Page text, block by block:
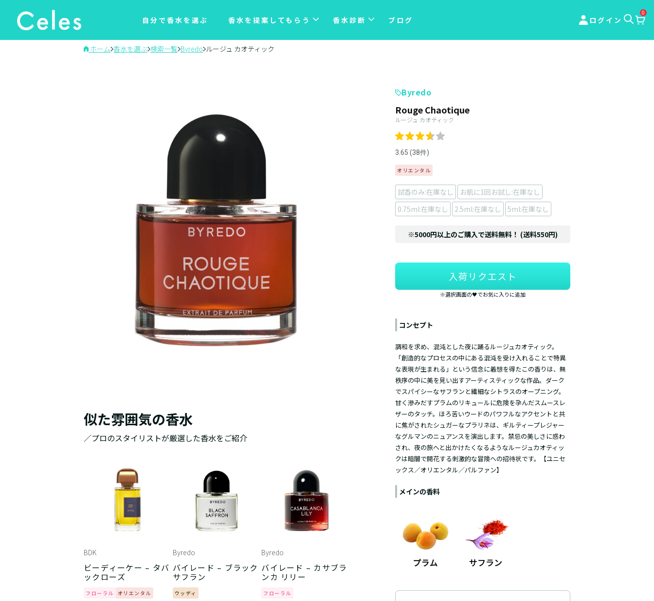
自分で香水を選ぶ 香水を提案してもらう 香水診断 ブログ ログイン
0
ホーム 香水を選ぶ 検索一覧 Byredo ルージュ カオティック
Byredo
Rouge Chaotique
ルージュ カオティック
3.65 (38件)
オリエンタル
試香のみ:在庫なし
お肌に1回お試し:在庫なし
0.75ml:在庫なし
2.5ml:在庫なし 5ml:在庫なし
※5000円以上のご購入で送料無料！ (送料550円)
入荷リクエスト
※選択画面の🖤でお気に入りに追加
コンセプト
調和を求め、混沌とした夜に踊るルージュカオティック。
「創造的なプロセスの中にある混沌を受け入れることで特異
な表現が生まれる」という信念に着想を得たこの香りは、無
秩序の中に美を見い出すアーティスティックな作品。ダーク
でスパイシーなサフランと繊細なシトラスのオープニング。
甘く滲みだすプラムのリキュールに危険を孕んだスムースレ
ザーのタッチ。ほろ苦いウードのパワフルなアクセントと共
に焦がされたシュガーなプラリネは、ギルティープレジャー
なグルマンのニュアンスを演出します。禁忌の美しさに惑わ
され、夜の旅へと出かけたくなるようなルージュカオティッ
クは暗闇で開花する刺激的な冒険への招待状です。【ユニセ
ックス／オリエンタル／パルファン】
メインの香料
似た雰囲気の香水
／プロのスタイリストが厳選した香水をご紹介
BDK
ビーディーケー – タバ
ックローズ
フローラル オリエンタル
Byredo
バイレード – ブラック
サフラン
ウッディ
Byredo
バイレード – カサブラ
ンカ リリー
フローラル